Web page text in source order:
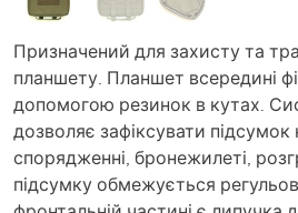
Призначений для захисту та
планшету. Планшет всередині
допомогою резинок в кутах.
дозволяє зафіксувати
спорядженні, бронежилеті,
підсумку обмежується